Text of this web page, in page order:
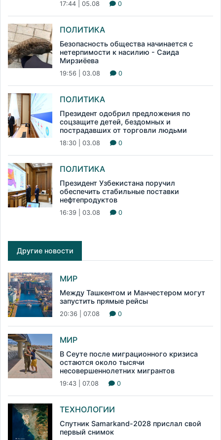
17:44 | 05.08 0
ПОЛИТИКА
Безопасность общества начинается с
нетерпимости к насилию - Саида
Мирзиёева
19:56 | 03.08 0
ПОЛИТИКА
Президент одобрил предложения по
соцзащите детей, бездомных и
пострадавших от торговли людьми
18:30 | 03.08 0
ПОЛИТИКА
Президент Узбекистана поручил
обеспечить стабильные поставки
нефтепродуктов
16:39 | 03.08 0
Другие новости
МИР
Между Ташкентом и Манчестером могут
запустить прямые рейсы
20:36 | 07.08 0
МИР
В Сеуте после миграционного кризиса
остаются около тысячи
несовершеннолетних мигрантов
19:43 | 07.08 0
ТЕХНОЛОГИИ
Спутник Samarkand-2028 прислал свой
первый снимок